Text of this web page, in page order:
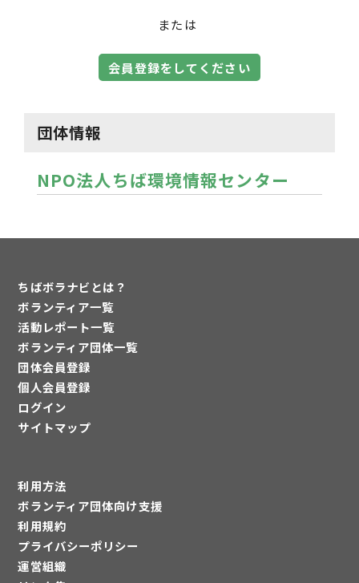
または
会員登録をしてください
団体情報
NPO法人ちば環境情報センター
ちばボラナビとは？
ボランティア一覧
活動レポート一覧
ボランティア団体一覧
団体会員登録
個人会員登録
ログイン
サイトマップ
利用方法
ボランティア団体向け支援
利用規約
プライバシーポリシー
運営組織